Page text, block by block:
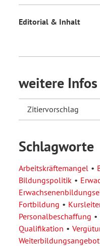
Editorial & Inhalt
weitere Infos
Zitiervorschlag
Schlagworte
Arbeitskräftemangel
Bildungspolitik
Fortbildung
Personalbeschaffung
Qualifikation
Weiterbildungsangebot